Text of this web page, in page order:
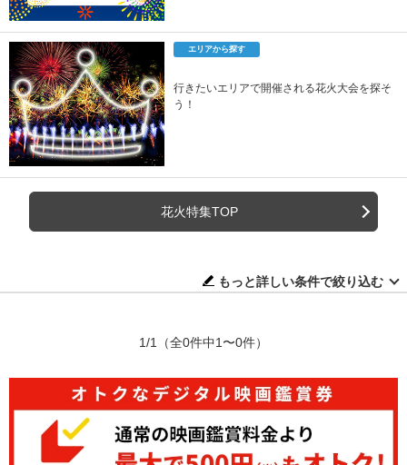
エリアから探す
行きたいエリアで開催される花火大会を探そ
う！
花火特集TOP
もっと詳しい条件で絞り込む
1/1 （全0件中1〜0件）